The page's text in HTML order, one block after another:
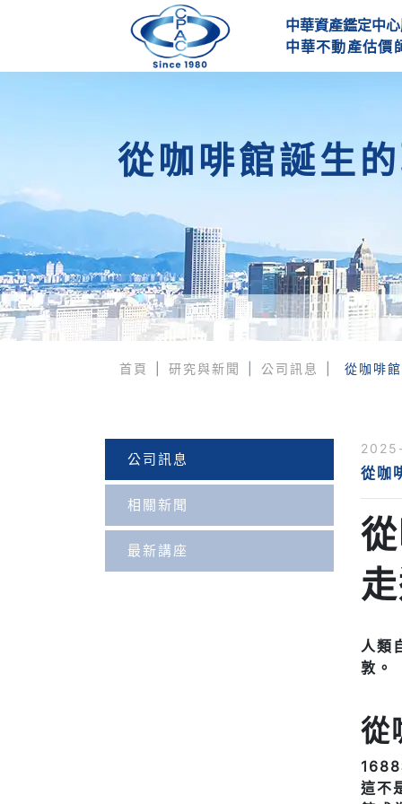
中華資產鑑定中
中華不動產估價
從咖啡館誕生
首頁 研究與新聞 公司訊息 從咖啡
公司訊息
相關新聞
最新講座
從咖
人類
敦。
從
1688
這不